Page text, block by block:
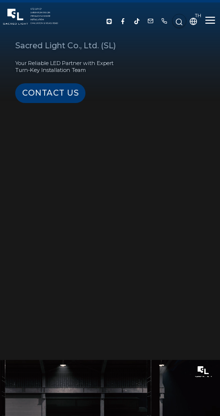
TH
HOME
ABOUT US
PRODUCT
Sacred Light Co., Ltd. (SL)
Your Reliable LED Partner with Expert
Turn-Key Installation Team
CONTACT US